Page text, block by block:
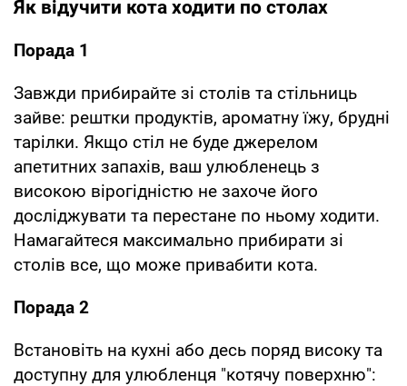
Як відучити кота ходити по столах
Порада 1
Завжди прибирайте зі столів та стільниць
зайве: рештки продуктів, ароматну їжу, брудні
тарілки. Якщо стіл не буде джерелом
апетитних запахів, ваш улюбленець з
високою вірогідністю не захоче його
досліджувати та перестане по ньому ходити.
Намагайтеся максимально прибирати зі
столів все, що може привабити кота.
Порада 2
Встановіть на кухні або десь поряд високу та
доступну для улюбленця "котячу поверхню":